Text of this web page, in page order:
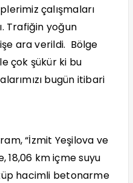
çalışmaları
Trafiğin yoğun
ara verildi. Bölge
çok şükür ki bu
bugün itibari
“İzmit Yeşilova ve
18,06 km içme suyu
hacimli betonarme